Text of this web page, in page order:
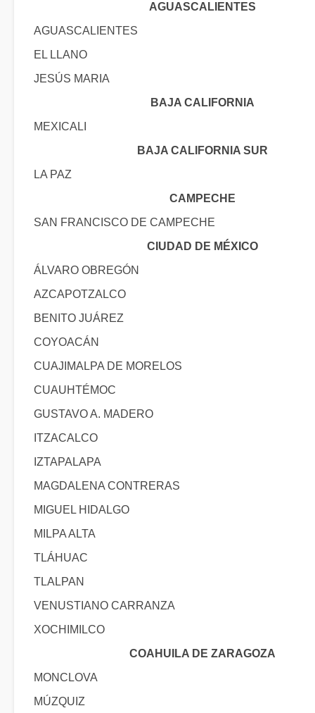
AGUASCALIENTES
AGUASCALIENTES
EL LLANO
JESÚS MARIA
BAJA CALIFORNIA
MEXICALI
BAJA CALIFORNIA SUR
LA PAZ
CAMPECHE
SAN FRANCISCO DE CAMPECHE
CIUDAD DE MÉXICO
ÁLVARO OBREGÓN
AZCAPOTZALCO
BENITO JUÁREZ
COYOACÁN
CUAJIMALPA DE MORELOS
CUAUHTÉMOC
GUSTAVO A. MADERO
ITZACALCO
IZTAPALAPA
MAGDALENA CONTRERAS
MIGUEL HIDALGO
MILPA ALTA
TLÁHUAC
TLALPAN
VENUSTIANO CARRANZA
XOCHIMILCO
COAHUILA DE ZARAGOZA
MONCLOVA
MÚZQUIZ